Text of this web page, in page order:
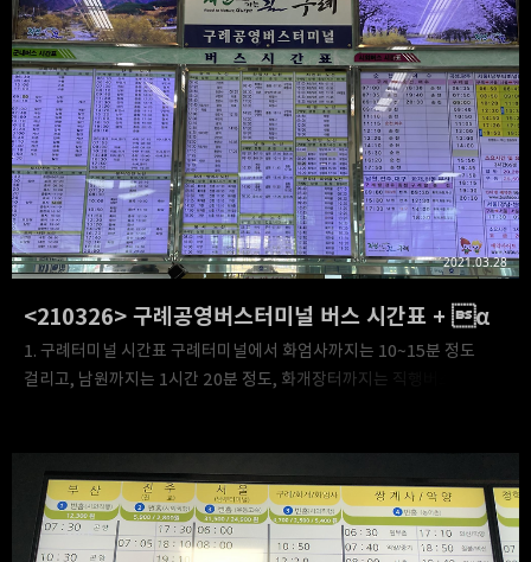
중지된 곳이 여럿 보인다. 요금표. 추가로 시내버스 시간표 일부도...
참고로, 아미 미술관은 당진 터미널 14번 승차 홈에서 출발하는 버스를
타면 될 듯. 약 30분 간격으로 버스가 있으며, 터미널에서
아미터미널까지는 얼마 걸리지 않는다고 하니(20분 걸리려나?)
버스로도 충분히 갈만한 듯.
<210326> 구례공영버스터미널 버스 시간표 + α
2021.03.28
1. 구례터미널 시간표 구례터미널에서 화엄사까지는 10~15분 정도
걸리고, 남원까지는 1시간 20분 정도, 화개장터까지는 직행버스로
노선은 서울 -> 구례 -> 하동(올라올 땐 그 반대). 그리고, 구례에서
남원에 가려면 농어촌버스를 타거나 구례군역에 가서 열차 타는 게 나을
듯. 2. 그 외. 참고로, 남원터미널 가는 길에 광한루원을 지나가니,